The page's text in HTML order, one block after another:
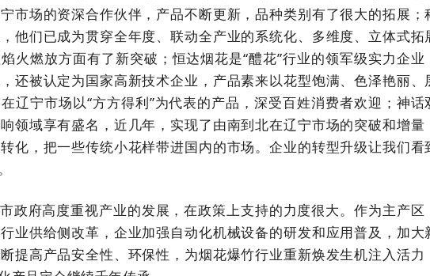
市场的资深合作伙伴，产品不断更新，品种类别有了很大的拓展；
他们已成为贯穿全年度、联动全产业的系统化、多维度、立体式拓
火燃放方面有了新突破；恒达烟花是“醴花”行业的领军级实力企业
还被认定为国家高新技术企业，产品素来以花型饱满、色泽艳丽、
辽宁市场以“方方得利”为代表的产品，深受百姓消费者欢迎；神话
领域享有盛名，近几年，实现了由南到北在辽宁市场的突破和增量
化，把一些传统小花样带进国内的市场。企业的转型升级让我们看
政府高度重视产业的发展，在政策上支持的力度很大。作为主产区
业供给侧改革，企业加强自动化机械设备的研发和应用普及，加大
提高产品安全性、环保性，为烟花爆竹行业重新焕发生机注入活力